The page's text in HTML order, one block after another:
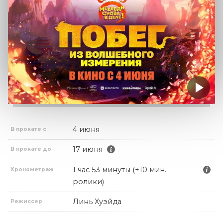
В прокате с 4 июня
В прокате до 17 июня
Хронометраж
1 час 53 минуты (+10 мин.
ролики)
Режиссер Линь Хуэйда